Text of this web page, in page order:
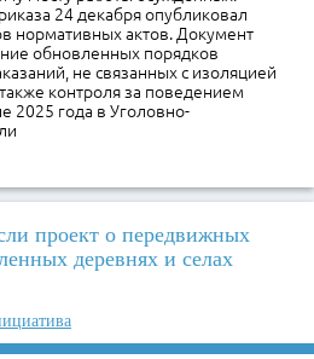
24 декабря опубликовал
нормативных актов. Документ
обновленных порядков
не связанных с изоляцией
контроля за поведением
2025 года в Уголовно-
проект о передвижных
деревнях и селах